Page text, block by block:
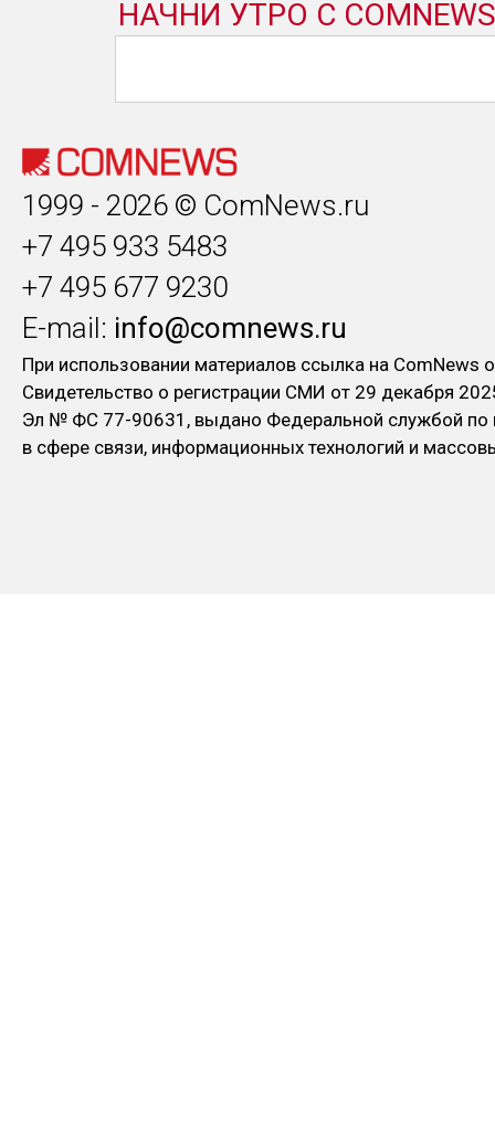
1999 - 2026 © ComNews.ru
+7 495 933 5483
+7 495 677 9230
E-mail: info@comnews.ru
При использовании материалов ссылка на ComNews
Свидетельство о регистрации СМИ от 29 декабря
Эл № ФC 77-90631, выдано Федеральной службой по
в сфере связи, информационных технологий и